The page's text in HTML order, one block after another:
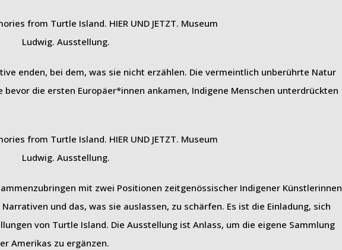
enden, bei dem, was sie nicht erzählen. Die vermeintlich unberührte Natur
die ersten Europäer*innen ankamen, Indigene Menschen unterdrückten
mit zwei Positionen zeitgenössischer Indigener Künstlerinnen
und das, was sie auslassen, zu schärfen. Es ist die Einladung, sich
von Turtle Island. Die Ausstellung ist Anlass, um die eigene Sammlung
Amerikas zu ergänzen.